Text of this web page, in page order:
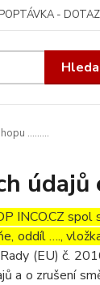
-
………
INCO.CZ
oddíl ….,
(EU) č.
a o zrušení